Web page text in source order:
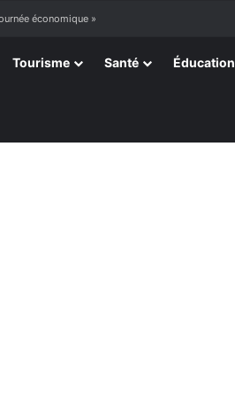
Tourisme Santé Éducation